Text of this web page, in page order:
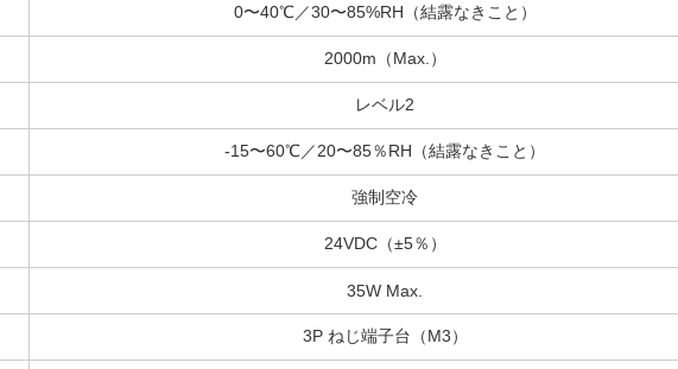
0〜40℃／30〜85%RH（結露なきこと）
2000m（Max.）
レベル2
-15〜60℃／20〜85％RH（結露なきこと）
強制空冷
24VDC（±5％）
35W Max.
3P ねじ端子台（M3）